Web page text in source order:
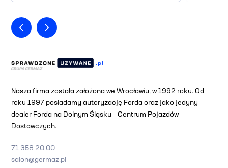
Nasza firma została założona we Wrocławiu, w 1992 roku. Od
roku 1997 posiadamy autoryzację Forda oraz jako jedyny
dealer Forda na Dolnym Śląsku – Centrum Pojazdów
Dostawczych.
71 358 20 00
salon@germaz.pl